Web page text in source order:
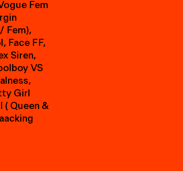
ogue Fem
rgin
/ Fem),
l, Face F F,
x Siren,
olboy VS
alness,
ty Girl
l ( Queen &
acking